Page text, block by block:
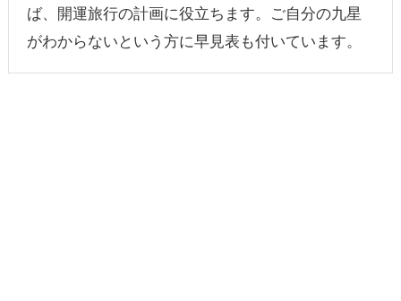
ば、開運旅行の計画に役立ちます。ご自分の九星
がわからないという方に早見表も付いています。